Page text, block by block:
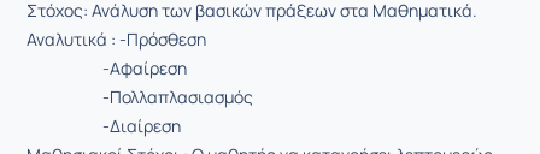
Στόχος: Ανάλυση των βασικών πράξεων στα Μαθηματικά.
Αναλυτικά : -Πρόσθεση
-Αφαίρεση
-Πολλαπλασιασμός
-Διαίρεση